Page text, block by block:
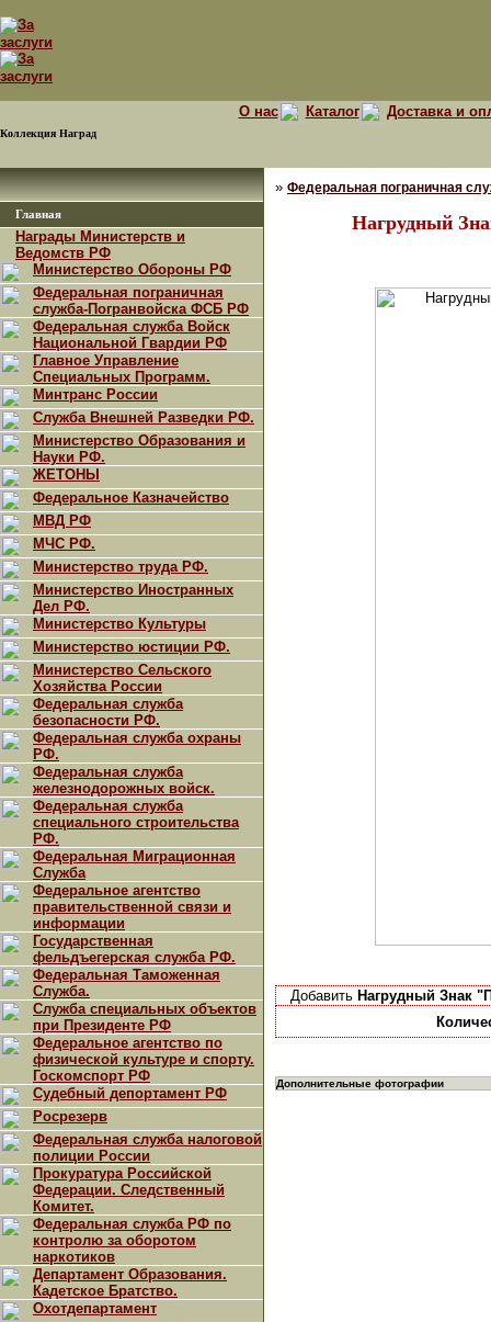
Коллекция Наград
О нас Каталог Доставка и
Главная
Награды Министерств и
Ведомств РФ
Министерство Обороны РФ
Федеральная пограничная
служба-Погранвойска ФСБ РФ
Федеральная служба Войск
Национальной Гвардии РФ
Главное Управление
Специальных Программ.
Минтранс России
Служба Внешней Разведки РФ.
Министерство Образования и
Науки РФ.
ЖЕТОНЫ
Федеральное Казначейство
МВД РФ
МЧС РФ.
Министерство труда РФ.
Министерство Иностранных
Дел РФ.
Министерство Культуры
Министерство юстиции РФ.
Министерство Сельского
Хозяйства России
Федеральная служба
безопасности РФ.
Федеральная служба охраны
РФ.
Федеральная служба
железнодорожных войск.
Федеральная служба
специального строительства
РФ.
Федеральная Миграционная
Служба
Федеральное агентство
правительственной связи и
информации
Государственная
фельдъегерская служба РФ.
Федеральная Таможенная
Служба.
Служба специальных объектов
при Президенте РФ
Федеральное агентство по
физической культуре и спорту.
Госкомспорт РФ
Судебный депортамент РФ
Росрезерв
Федеральная служба налоговой
полиции России
Прокуратура Российской
Федерации. Следственный
Комитет.
Федеральная служба РФ по
контролю за оборотом
наркотиков
Департамент Образования.
Кадетское Братство.
Охотдепартамент
» Федеральная пограничная
Нагрудный
Добавить Нагрудный Знак
Дополнительные фотографии